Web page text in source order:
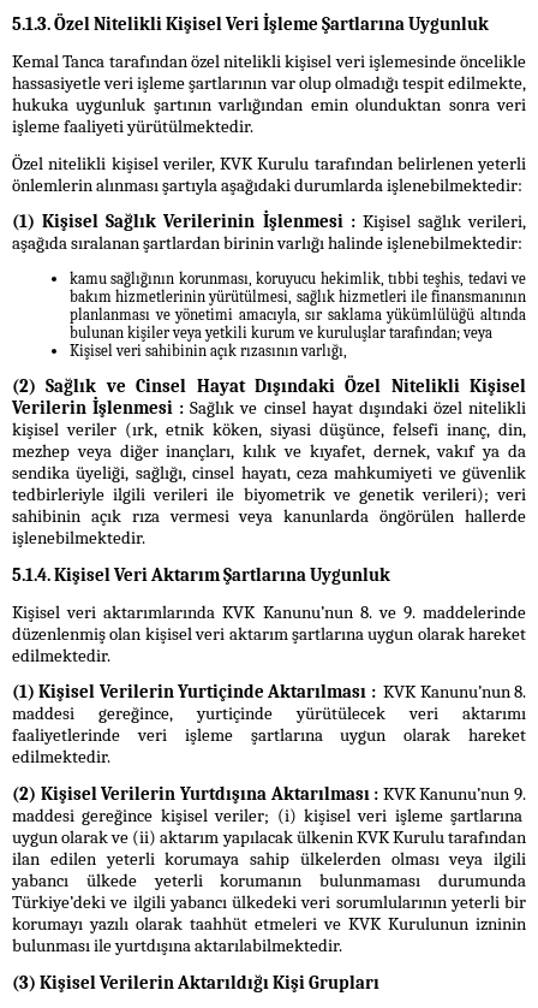
5.1.3. Özel Nitelikli Kişisel Veri İşleme Şartlarına Uygunluk
Kemal Tanca tarafından özel nitelikli kişisel veri işlemesinde öncelikle
hassasiyetle veri işleme şartlarının var olup olmadığı tespit edilmekte,
hukuka uygunluk şartının varlığından emin olunduktan sonra veri
işleme faaliyeti yürütülmektedir.
Özel nitelikli kişisel veriler, KVK Kurulu tarafından belirlenen yeterli
önlemlerin alınması şartıyla aşağıdaki durumlarda işlenebilmektedir:
(1) Kişisel Sağlık Verilerinin İşlenmesi : Kişisel sağlık verileri,
aşağıda sıralanan şartlardan birinin varlığı halinde işlenebilmektedir:
kamu sağlığının korunması, koruyucu hekimlik, tıbbi teşhis, tedavi ve
bakım hizmetlerinin yürütülmesi, sağlık hizmetleri ile finansmanının
planlanması ve yönetimi amacıyla, sır saklama yükümlülüğü altında
bulunan kişiler veya yetkili kurum ve kuruluşlar tarafından; veya
Kişisel veri sahibinin açık rızasının varlığı,
(2) Sağlık ve Cinsel Hayat Dışındaki Özel Nitelikli Kişisel
Verilerin İşlenmesi : Sağlık ve cinsel hayat dışındaki özel nitelikli
kişisel veriler (ırk, etnik köken, siyasi düşünce, felsefi inanç, din,
mezhep veya diğer inançları, kılık ve kıyafet, dernek, vakıf ya da
sendika üyeliği, sağlığı, cinsel hayatı, ceza mahkumiyeti ve güvenlik
tedbirleriyle ilgili verileri ile biyometrik ve genetik verileri); veri
sahibinin açık rıza vermesi veya kanunlarda öngörülen hallerde
işlenebilmektedir.
5.1.4. Kişisel Veri Aktarım Şartlarına Uygunluk
Kişisel veri aktarımlarında KVK Kanunu’nun 8. ve 9. maddelerinde
düzenlenmiş olan kişisel veri aktarım şartlarına uygun olarak hareket
edilmektedir.
(1) Kişisel Verilerin Yurtiçinde Aktarılması : KVK Kanunu’nun 8.
maddesi gereğince, yurtiçinde yürütülecek veri aktarımı
faaliyetlerinde veri işleme şartlarına uygun olarak hareket
edilmektedir.
(2) Kişisel Verilerin Yurtdışına Aktarılması : KVK Kanunu’nun 9.
maddesi gereğince kişisel veriler; (i) kişisel veri işleme şartlarına
uygun olarak ve (ii) aktarım yapılacak ülkenin KVK Kurulu tarafından
ilan edilen yeterli korumaya sahip ülkelerden olması veya ilgili
yabancı ülkede yeterli korumanın bulunmaması durumunda
Türkiye’deki ve ilgili yabancı ülkedeki veri sorumlularının yeterli bir
korumayı yazılı olarak taahhüt etmeleri ve KVK Kurulunun izninin
bulunması ile yurtdışına aktarılabilmektedir.
(3) Kişisel Verilerin Aktarıldığı Kişi Grupları